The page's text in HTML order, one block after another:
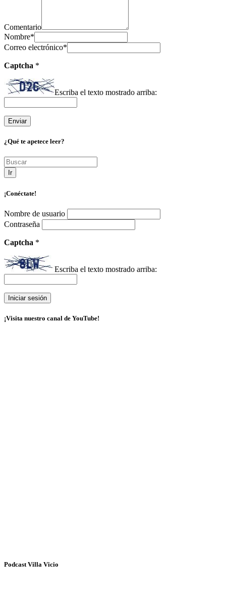
Comentario
Nombre*
Correo electrónico*
Captcha *
Escriba el texto mostrado arriba:
¿Qué te apetece leer?
Ir
¡Conéctate!
Nombre de usuario
Contraseña
Captcha *
Escriba el texto mostrado arriba:
¡Visita nuestro canal de YouTube!
Podcast Villa Vicio